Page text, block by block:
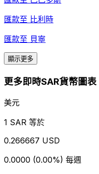
匯款至 比利時
匯款至 貝寧
顯示更多
更多即時SAR貨幣圖表
美元
1 SAR 等於
0.266667 USD
0.0000 (0.00%) 每週